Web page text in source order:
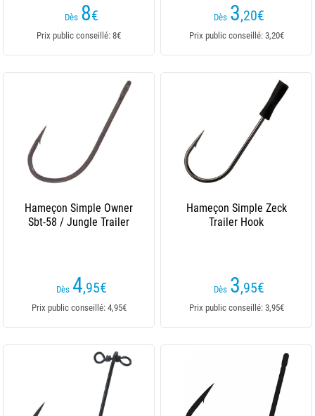
Dès 8€
Prix public conseillé: 8€
Dès 3,20€
Prix public conseillé: 3,20€
Hameçon Simple Owner
Sbt-58 / Jungle Trailer
Dès 4,95€
Prix public conseillé: 4,95€
Hameçon Simple Zeck
Trailer Hook
Dès 3,95€
Prix public conseillé: 3,95€